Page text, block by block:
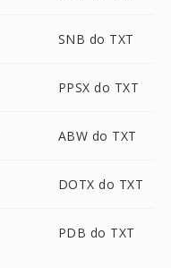
SNB do TXT
PPSX do TXT
ABW do TXT
DOTX do TXT
PDB do TXT